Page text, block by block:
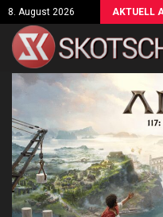
8. August 2026 AKTUELL